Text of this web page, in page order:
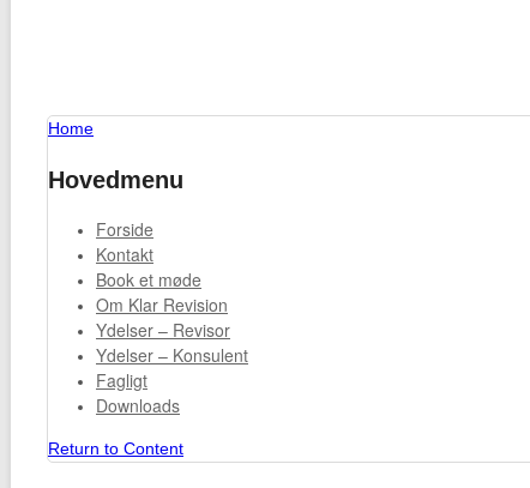
Home
Hovedmenu
Forside
Kontakt
Book et møde
Om Klar Revision
Ydelser – Revisor
Ydelser – Konsulent
Fagligt
Downloads
Return to Content